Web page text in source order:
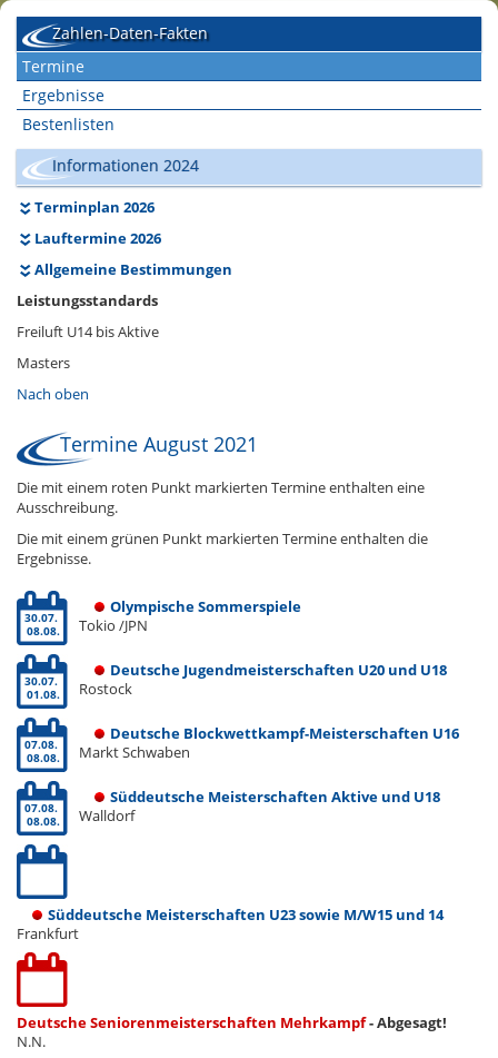
Zahlen-Daten-Fakten
Termine
Ergebnisse
Bestenlisten
Informationen 2024
Terminplan 2026
Lauftermine 2026
Allgemeine Bestimmungen
Leistungsstandards
Freiluft U14 bis Aktive
Masters
Nach oben
Termine August 2021
Die mit einem roten Punkt markierten Termine enthalten eine
Ausschreibung.
Die mit einem grünen Punkt markierten Termine enthalten die
Ergebnisse.
Olympische Sommerspiele
30.07.
08.08.
Tokio /JPN
Deutsche Jugendmeisterschaften U20 und U18
30.07.
01.08.
Rostock
Deutsche Blockwettkampf-Meisterschaften U16
07.08.
08.08.
Markt Schwaben
Süddeutsche Meisterschaften Aktive und U18
07.08.
08.08.
Walldorf
Süddeutsche Meisterschaften U23 sowie M/W15 und 14
Frankfurt
Deutsche Seniorenmeisterschaften Mehrkampf- Abgesagt!
N.N.